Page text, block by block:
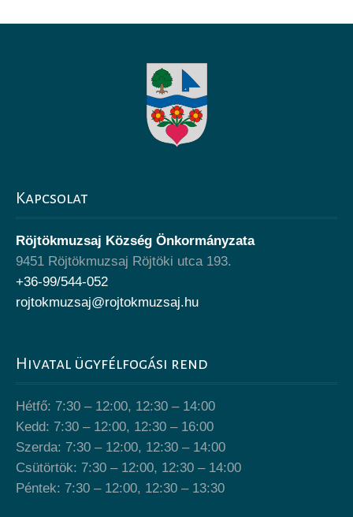
Kapcsolat
Röjtökmuzsaj Község Önkormányzata
9451 Röjtökmuzsaj Röjtöki utca 193.
+36-99/544-052
rojtokmuzsaj@rojtokmuzsaj.hu
Hivatal ügyfélfogási rend
Hétfő: 7:30 – 12:00, 12:30 – 14:00
Kedd: 7:30 – 12:00, 12:30 – 16:00
Szerda: 7:30 – 12:00, 12:30 – 14:00
Csütörtök: 7:30 – 12:00, 12:30 – 14:00
Péntek: 7:30 – 12:00, 12:30 – 13:30